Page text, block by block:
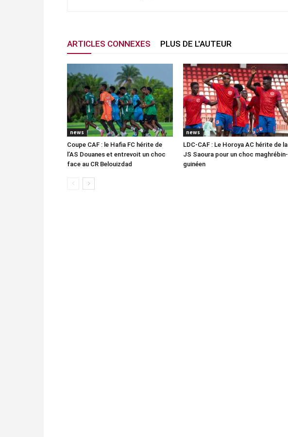
ARTICLES CONNEXES PLUS DE L'AUTEUR
news
Coupe CAF : le Hafia FC hérite de
l’AS Douanes et entrevoit un choc
face au CR Belouizdad
news
LDC-CAF : Le Horoya AC hérite de la
JS Saoura pour un choc maghrébin-
guinéen